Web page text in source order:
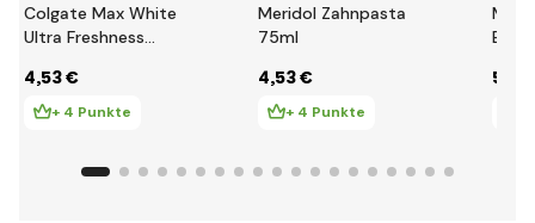
Colgate Max White
Ultra Freshness
zum Aufhellen, 50 ml
4,53 €
+ 4 Punkte
Meridol Zahnpasta
75ml
4,53 €
+ 4 Punkte
5